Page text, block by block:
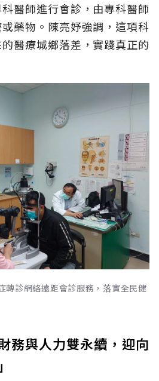
醫師進行會診，由專科醫師
藥物。陳亮妤強調，這項科
醫療城鄉落差，實踐真正的
轉診網絡遠距會診服務，落實全民健
務與人力雙永續，迎向